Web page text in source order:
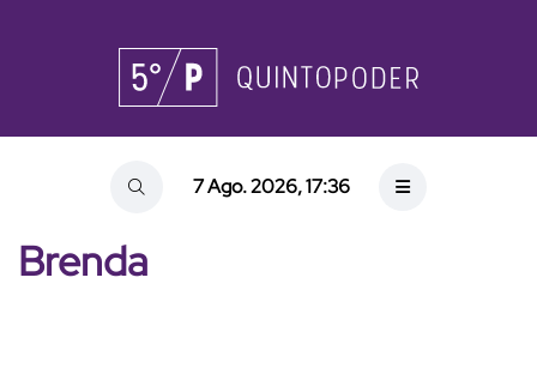
7 Ago. 2026, 17:36
Brenda